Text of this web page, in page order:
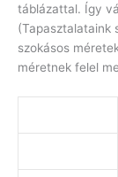
táblázattal. Így
(Tapasztalataink
szokásos
méretnek felel